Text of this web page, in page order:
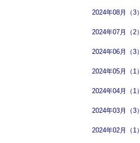
2024年08月（3）
2024年07月（2）
2024年06月（3）
2024年05月（1）
2024年04月（1）
2024年03月（3）
2024年02月（1）